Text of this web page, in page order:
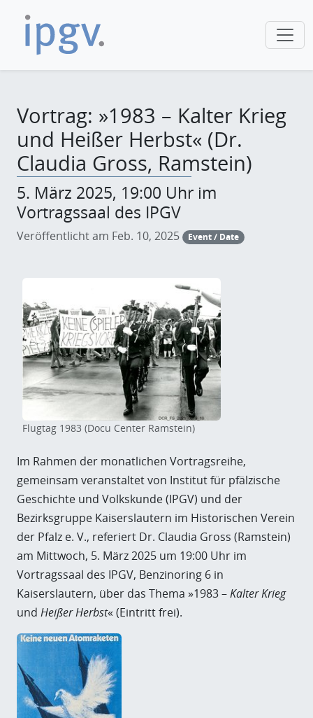
Vortrag: »1983 – Kalter Krieg
und Heißer Herbst« (Dr.
Claudia Gross, Ramstein)
5. März 2025, 19:00 Uhr im
Vortragssaal des IPGV
Veröffentlicht am Feb. 10, 2025 Event / Date
Flugtag 1983 (Docu Center Ramstein)
Im Rahmen der monatlichen Vortragsreihe,
gemeinsam veranstaltet von Institut für pfälzische
Geschichte und Volkskunde (IPGV) und der
Bezirksgruppe Kaiserslautern im Historischen Verein
der Pfalz e. V., referiert Dr. Claudia Gross (Ramstein)
am Mittwoch, 5. März 2025 um 19:00 Uhr im
Vortragssaal des IPGV, Benzinoring 6 in
Kaiserslautern, über das Thema »1983 –Kalter Krieg
und Heißer Herbst« (Eintritt frei).